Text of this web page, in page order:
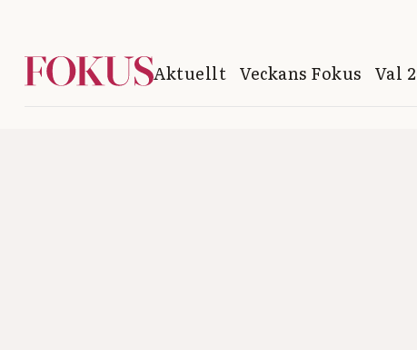
Aktuellt Veckans Fokus Val